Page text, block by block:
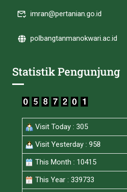
imran@pertanian.go.id
polbangtanmanokwari.ac.id
Statistik Pengunjung
Visit Today : 305
Visit Yesterday : 958
This Month : 10415
This Year : 339733